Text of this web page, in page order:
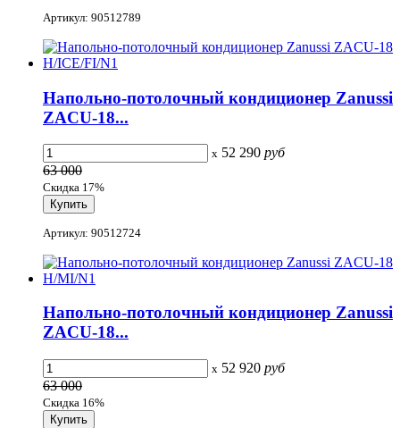
Артикул: 90512789
Напольно-потолочный кондиционер Zanussi
ZACU-18...
x 52 290 руб
63 000
Скидка 17%
Артикул: 90512724
Напольно-потолочный кондиционер Zanussi
ZACU-18...
x 52 920 руб
63 000
Скидка 16%